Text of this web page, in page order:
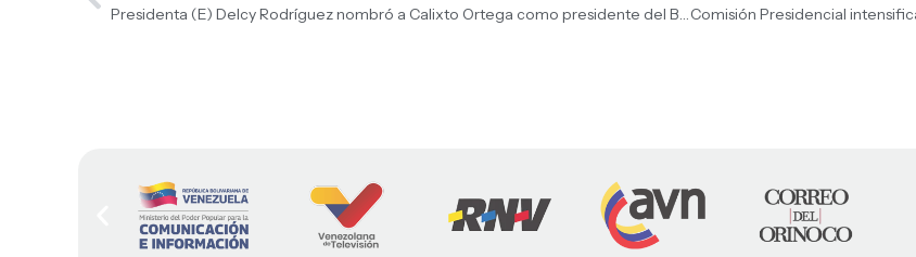
Presidenta (E) Delcy Rodríguez nombró a Calixto Ortega como presidente del BCV